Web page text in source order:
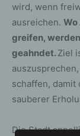
wird, wenn
ausreichen. Wo
greifen,
geahndet.Ziel
schaffen,
sauberer
Die Stadt